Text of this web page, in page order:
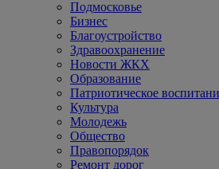
Подмосковье
Бизнес
Благоустройство
Здравоохранение
Новости ЖКХ
Образование
Патриотическое
Культура
Молодежь
Общество
Правопорядок
Ремонт дорог